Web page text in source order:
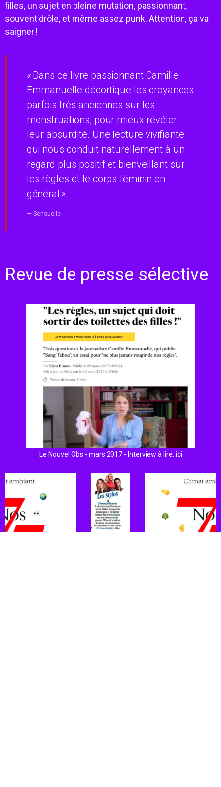
filles, un sujet en pleine mutation, passionnant,
souvent drôle, et même assez punk. Attention, ça va
saigner !
« Dans ce livre passionnant Camille
Emmanuelle décortique les croyances
parfois très anciennes sur les
menstruations, pour mieux révéler
leur absurdité. Une lecture vivifiante
qui nous conduit naturellement à un
regard plus positif et bienveillant sur
les règles et le corps féminin en
général »
Sensuelle
Revue de presse sélective
Le Nouvel Obs - mars 2017 - Interview à lire: ici